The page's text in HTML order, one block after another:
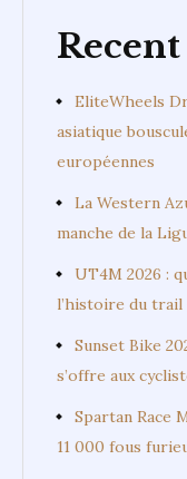
Recent
EliteWheels
asiatique
européennes
La Western
manche de la
UT4M 2026 :
l’histoire du
Sunset Bike
s’offre aux
Spartan Race
11 000 fous